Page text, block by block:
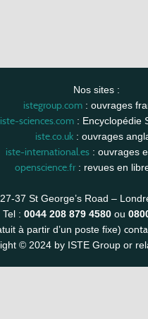
Nos sites :
istegroup.com: ouvrages
iste-sciences.com: Encyclopédie
iste.co.uk : ouvrages
iste-international.es: ouvrages
openscience.fr: revues en
37 St George’s Road –
Tel : 0044 208 879 4580 ou
à partir d’un poste fixe)
© 2024 by ISTE Group or